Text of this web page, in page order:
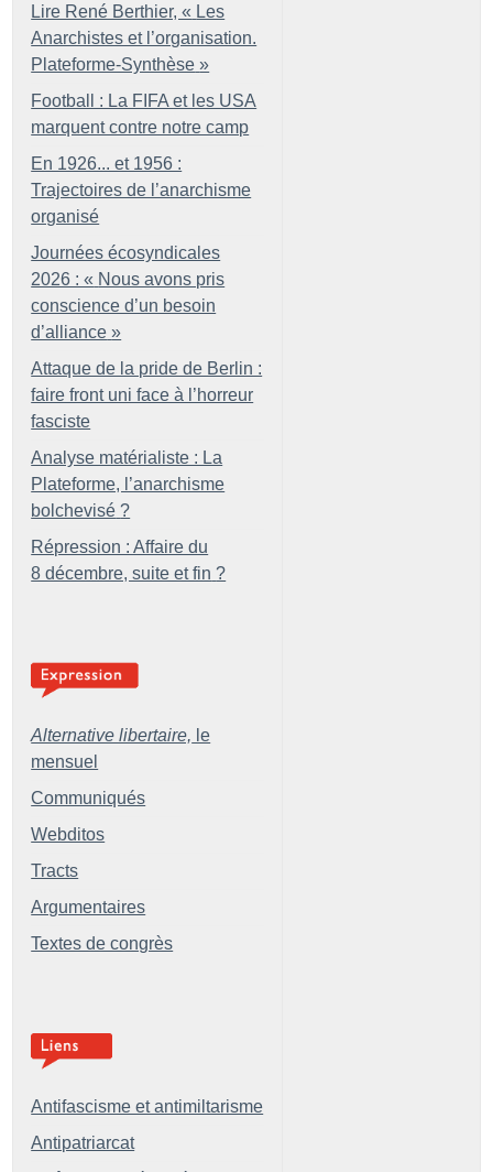
Lire René Berthier, « Les
Anarchistes et l’organisation.
Plateforme-Synthèse »
Football : La FIFA et les USA
marquent contre notre camp
En 1926... et 1956 :
Trajectoires de l’anarchisme
organisé
Journées écosyndicales
2026 : « Nous avons pris
conscience d’un besoin
d’alliance »
Attaque de la pride de Berlin :
faire front uni face à l’horreur
fasciste
Analyse matérialiste : La
Plateforme, l’anarchisme
bolchevisé ?
Répression : Affaire du
8 décembre, suite et fin ?
Alternative libertaire, le
mensuel
Communiqués
Webditos
Tracts
Argumentaires
Textes de congrès
Antifascisme et antimiltarisme
Antipatriarcat